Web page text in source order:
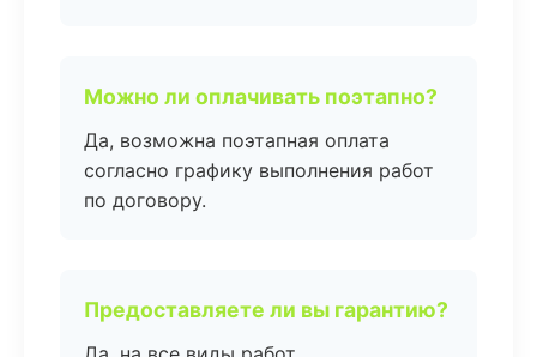
Можно ли оплачивать поэтапно?
Да, возможна поэтапная оплата
согласно графику выполнения работ
по договору.
Предоставляете ли вы гарантию?